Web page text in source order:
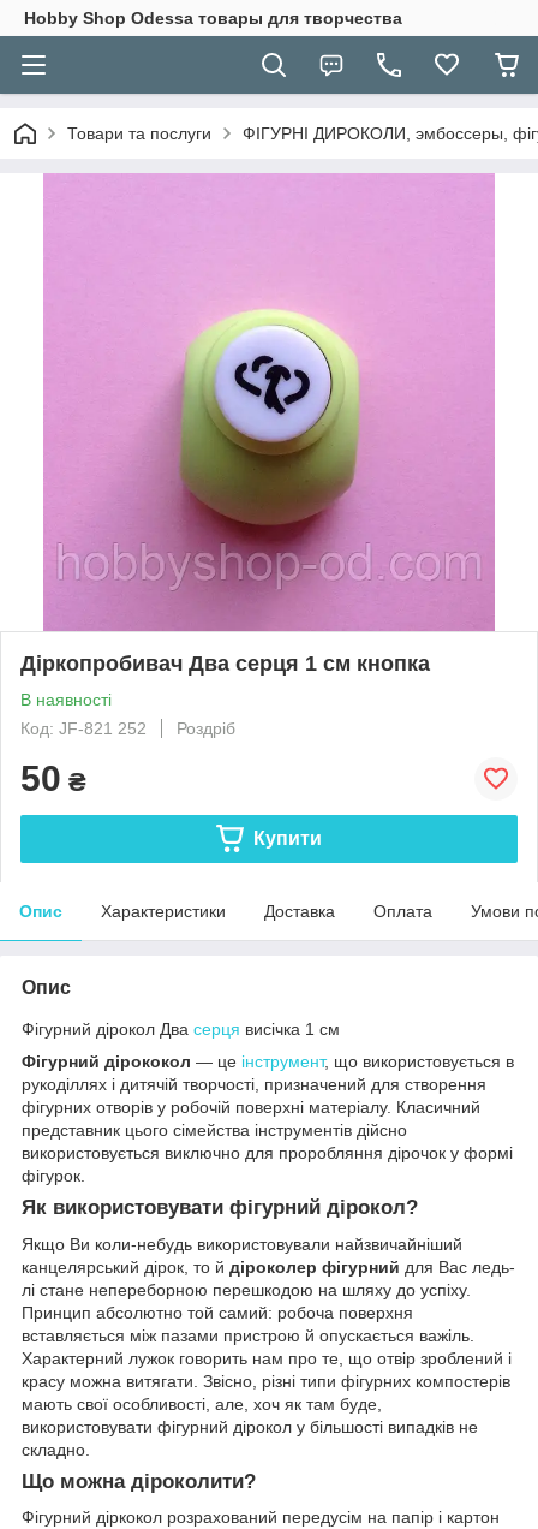
Hobbу Shop Odessa товары для творчества
Товари та послуги ФІГУРНІ ДИРОКОЛИ, эмбоссеры,
Діркопробивач Два серця 1 см кнопка
В наявності
Код: JF-821 252
Роздріб
50 ₴
Купити
Опис Характеристики Доставка Оплата Умови
Опис
Фігурний дірокол Два серця висічка 1 см
Фігурний дірококол — це інструмент, що використовується в
рукоділлях і дитячій творчості, призначений для створення
фігурних отворів у робочій поверхні матеріалу. Класичний
представник цього сімейства інструментів дійсно
використовується виключно для проробляння дірочок у формі
фігурок.
Як використовувати фігурний дірокол?
Якщо Ви коли-небудь використовували найзвичайніший
канцелярський дірок, то й діроколер фігурний для Вас ледь-
лі стане непереборною перешкодою на шляху до успіху.
Принцип абсолютно той самий: робоча поверхня
вставляється між пазами пристрою й опускається важіль.
Характерний лужок говорить нам про те, що отвір зроблений і
красу можна витягати. Звісно, різні типи фігурних компостерів
мають свої особливості, але, хоч як там буде,
використовувати фігурний дірокол у більшості випадків не
складно.
Що можна діроколити?
Фігурний діркокол розрахований передусім на папір і картон